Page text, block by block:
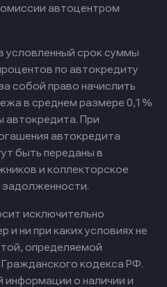
автоцентром
условленный срок суммы
по автокредиту
собой право начислить
в среднем размере 0,1%
автокредита. При
автокредита
быть переданы в
и коллекторское
задолженности.
исключительно
и ни при каких условиях не
определяемой
кодекса РФ.
информации о наличии и